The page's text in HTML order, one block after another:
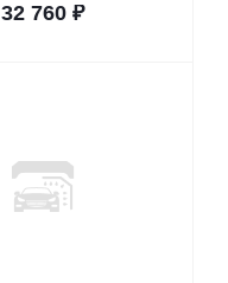
32 760₽